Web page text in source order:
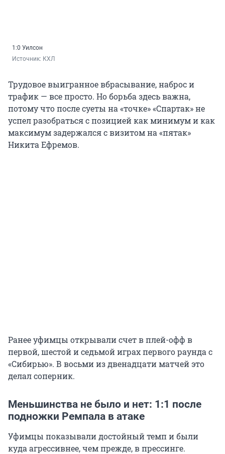
1:0 Уилсон
Источник: КХЛ
Трудовое выигранное вбрасывание, наброс и
трафик — все просто. Но борьба здесь важна,
потому что после суеты на «точке» «Спартак» не
успел разобраться с позицией как минимум и как
максимум задержался с визитом на «пятак»
Никита Ефремов.
Ранее уфимцы открывали счет в плей-офф в
первой, шестой и седьмой играх первого раунда с
«Сибирью». В восьми из двенадцати матчей это
делал соперник.
Меньшинства не было и нет: 1:1 после
подножки Ремпала в атаке
Уфимцы показывали достойный темп и были
куда агрессивнее, чем прежде, в прессинге.